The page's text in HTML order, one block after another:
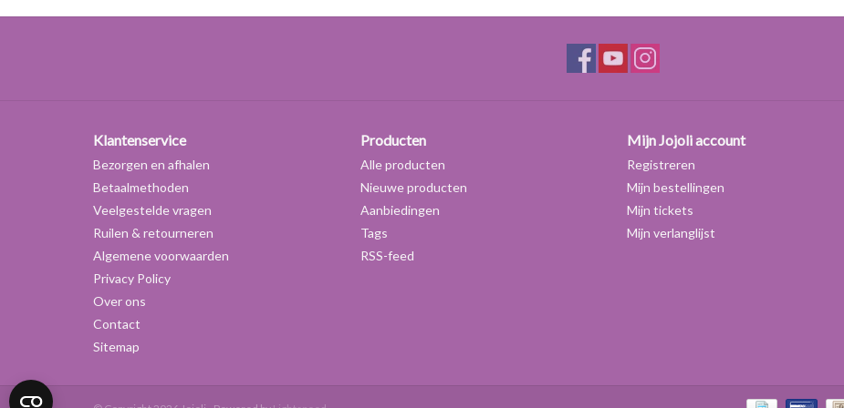
Klantenservice
Bezorgen en afhalen
Betaalmethoden
Veelgestelde vragen
Ruilen & retourneren
Algemene voorwaarden
Privacy Policy
Over ons
Contact
Sitemap
Producten
Alle producten
Nieuwe producten
Aanbiedingen
Tags
RSS-feed
Mijn Jojoli account
Registreren
Mijn bestellingen
Mijn tickets
Mijn verlanglijst